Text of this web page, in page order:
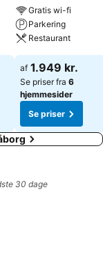
den friske
elegante suiter
Gratis wi-fi
Parkering
Restaurant
af 1.949 kr.
Se priser fra 6
hjemmesider
Se priser
30 dage